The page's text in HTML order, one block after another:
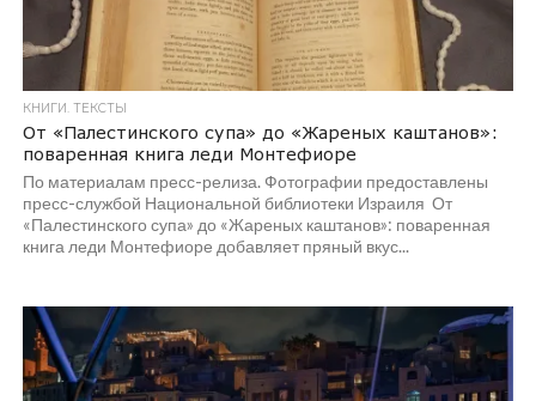
КНИГИ. ТЕКСТЫ
От «Палестинского супа» до «Жареных каштанов»:
поваренная книга леди Монтефиоре
По материалам пресс-релиза. Фотографии предоставлены
пресс-службой Национальной библиотеки Израиля От
«Палестинского супа» до «Жареных каштанов»: поваренная
книга леди Монтефиоре добавляет пряный вкус...